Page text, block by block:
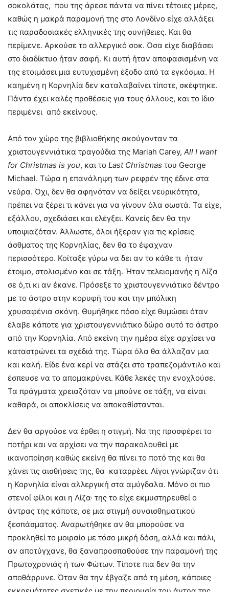
σοκολάτας, που της άρεσε πάντα να πίνει τέτοιες μέρες,
καθώς η μακρά παραμονή της στο Λονδίνο είχε αλλάξει
τις παραδοσιακές ελληνικές της συνήθειες. Και θα
περίμενε. Αρκούσε το αλλεργικό σοκ. Όσα είχε διαβάσει
στο διαδίκτυο ήταν σαφή. Κι αυτή ήταν αποφασισμένη να
της ετοιμάσει μια ευτυχισμένη έξοδο από τα εγκόσμια. Η
καημένη η Κορνηλία δεν καταλαβαίνει τίποτε, σκέφτηκε.
Πάντα έχει καλές προθέσεις για τους άλλους, και το ίδιο
περιμένει από εκείνους.
Από τον χώρο της βιβλιοθήκης ακούγονταν τα
χριστουγεννιάτικα τραγούδια της Mariah Carey, All I want
for Christmas is you, και το Last Christmas του George
Michael. Τώρα η επανάληψη των ρεφρέν της έδινε στα
νεύρα. Όχι, δεν θα αφηνόταν να δείξει νευρικότητα,
πρέπει να ξέρει τι κάνει για να γίνουν όλα σωστά. Τα είχε,
εξάλλου, σχεδιάσει και ελέγξει. Κανείς δεν θα την
υποψιαζόταν. Άλλωστε, όλοι ήξεραν για τις κρίσεις
άσθματος της Κορνηλίας, δεν θα το έψαχναν
περισσότερο. Κοίταξε γύρω να δει αν το κάθε τι ήταν
έτοιμο, στολισμένο και σε τάξη. Ήταν τελειομανής η Λίζα
σε ό,τι κι αν έκανε. Πρόσεξε το χριστουγεννιάτικο δέντρο
με το άστρο στην κορυφή του και την μπόλικη
χρυσαφένια σκόνη. Θυμήθηκε πόσο είχε θυμώσει όταν
έλαβε κάποτε για χριστουγεννιάτικο δώρο αυτό το άστρο
από την Κορνηλία. Από εκείνη την ημέρα είχε αρχίσει να
καταστρώνει τα σχέδιά της. Τώρα όλα θα άλλαζαν μια
και καλή. Είδε ένα κερί να στάζει στο τραπεζομάντιλο και
έσπευσε να το απομακρύνει. Κάθε λεκές την ενοχλούσε.
Τα πράγματα χρειαζόταν να μπούνε σε τάξη, να είναι
καθαρά, οι αποκλίσεις να αποκαθίστανται.
Δεν θα αργούσε να έρθει η στιγμή. Να της προσφέρει το
ποτήρι και να αρχίσει να την παρακολουθεί με
ικανοποίηση καθώς εκείνη θα πίνει το ποτό της και θα
χάνει τις αισθήσεις της, θα καταρρέει. Λίγοι γνώριζαν ότι
η Κορνηλία είναι αλλεργική στα αμύγδαλα. Μόνο οι πιο
στενοί φίλοι και η Λίζα· της το είχε εκμυστηρευθεί ο
άντρας της κάποτε, σε μια στιγμή συναισθηματικού
ξεσπάσματος. Αναρωτήθηκε αν θα μπορούσε να
προκληθεί το μοιραίο με τόσο μικρή δόση, αλλά και πάλι,
αν αποτύγχανε, θα ξαναπροσπαθούσε την παραμονή της
Πρωτοχρονιάς ή των Φώτων. Τίποτε πια δεν θα την
αποθάρρυνε. Όταν θα την έβγαζε από τη μέση, κάποιες